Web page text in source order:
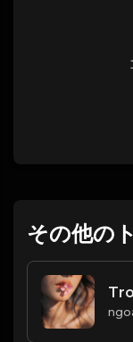
その他の